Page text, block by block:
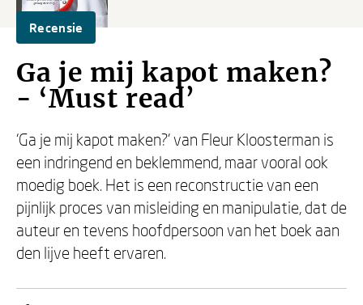
Recensie
Ga je mij kapot maken?
- ‘Must read’
‘Ga je mij kapot maken?’ van Fleur Kloosterman is
een indringend en beklemmend, maar vooral ook
moedig boek. Het is een reconstructie van een
pijnlijk proces van misleiding en manipulatie, dat de
auteur en tevens hoofdpersoon van het boek aan
den lijve heeft ervaren.